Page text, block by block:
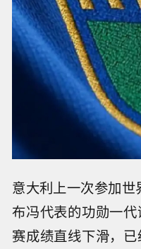
意大利上一次参加世
布冯代表的功勋一
赛成绩直线下滑，